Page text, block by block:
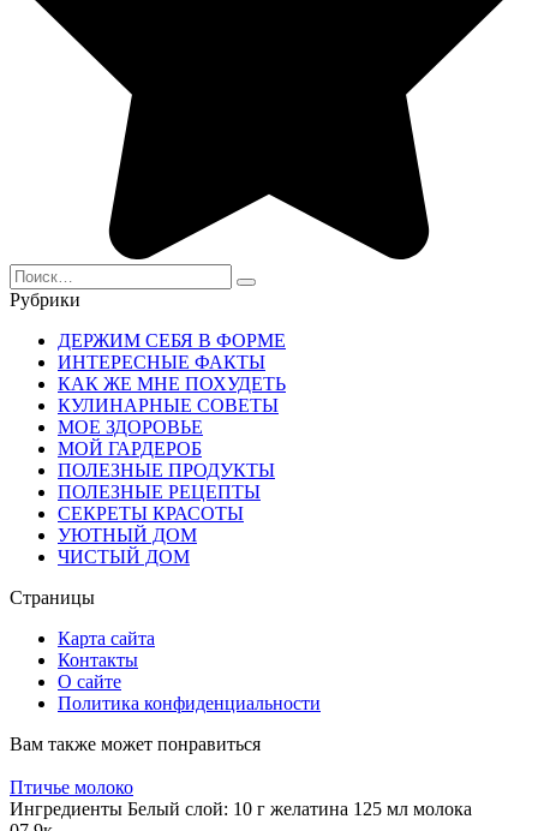
Search
for:
Рубрики
ДЕРЖИМ СЕБЯ В ФОРМЕ
ИНТЕРЕСНЫЕ ФАКТЫ
КАК ЖЕ МНЕ ПОХУДЕТЬ
КУЛИНАРНЫЕ СОВЕТЫ
МОЕ ЗДОРОВЬЕ
МОЙ ГАРДЕРОБ
ПОЛЕЗНЫЕ ПРОДУКТЫ
ПОЛЕЗНЫЕ РЕЦЕПТЫ
СЕКРЕТЫ КРАСОТЫ
УЮТНЫЙ ДОМ
ЧИСТЫЙ ДОМ
Страницы
Карта сайта
Контакты
О сайте
Политика конфиденциальности
Вам также может понравиться
Птичье молоко
Ингредиенты Белый слой: 10 г желатина 125 мл молока